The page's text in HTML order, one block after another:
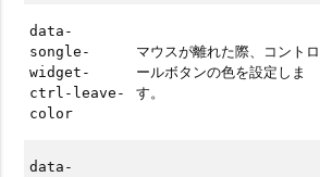
data-
songle-
widget-
ctrl-leave-
color
マウスが離れた際、コントロ
ールボタンの色を設定しま
す。
data-